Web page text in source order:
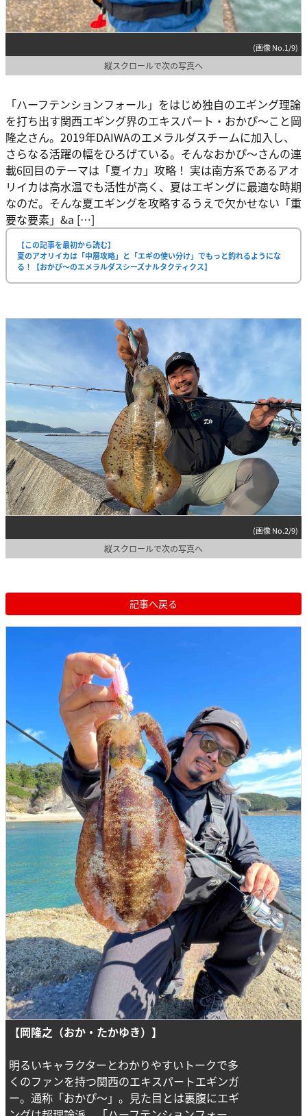
(画像 No.1/9)
縦スクロールで次の写真へ
「ハーフテンションフォール」をはじめ独自のエギング理論
を打ち出す関西エギング界のエキスパート・おかぴ～こと岡
隆之さん。2019年DAIWAのエメラルダスチームに加入し、
さらなる活躍の幅をひろげている。そんなおかぴ～さんの連
載6回目のテーマは「夏イカ」攻略！ 実は南方系であるアオ
リイカは高水温でも活性が高く、夏はエギングに最適な時期
なのだ。そんな夏エギングを攻略するうえで欠かせない「重
要な要素」&a […]
【この記事を最初から読む】
夏のアオリイカは「中層攻略」と「エギの使い分け」でもっと釣れるようにな
る！【おかぴ〜のエメラルダスシーズナルタクティクス】
(画像 No.2/9)
縦スクロールで次の写真へ
記事へ戻る
【岡隆之（おか・たかゆき）】
明るいキャラクターとわかりやすいトークで多
くのファンを持つ関西のエキスパートエギンガ
ー。通称「おかぴ～」。見た目とは裏腹にエギ